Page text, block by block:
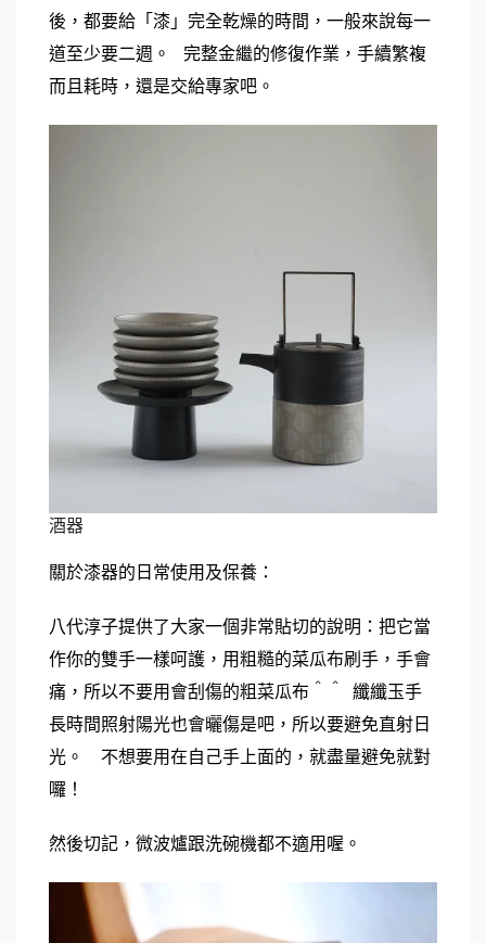
後，都要給「漆」完全乾燥的時間，一般來說每一
道至少要二週。   完整金繼的修復作業，手續繁複
而且耗時，還是交給專家吧。
酒器
關於漆器的日常使用及保養：
八代淳子提供了大家一個非常貼切的說明：把它當
作你的雙手一樣呵護，用粗糙的菜瓜布刷手，手會
痛，所以不要用會刮傷的粗菜瓜布＾＾  纖纖玉手
長時間照射陽光也會曬傷是吧，所以要避免直射日
光。    不想要用在自己手上面的，就盡量避免就對
囉！
然後切記，微波爐跟洗碗機都不適用喔。